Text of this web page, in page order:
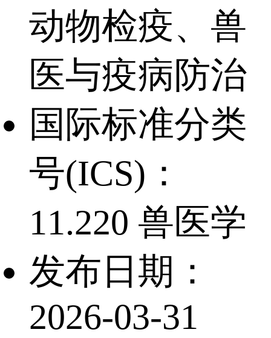
动物检疫、兽
医与疫病防治
国际标准分类
号(ICS)：
11.220 兽医学
发布日期：
2026-03-31